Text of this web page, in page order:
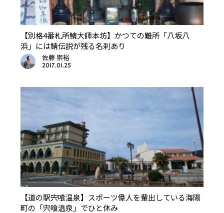
【別格4番札所鯖大師本坊】かつての難所「八坂八
浜」には鯖伝説が残る名刹あり
佐藤 崇裕
2017.01.25
【道の駅宍喰温泉】スポーツ偉人を輩出している海陽
町の「宍喰温泉」でひと休み